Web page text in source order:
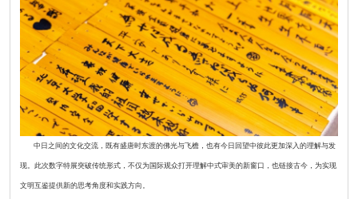
中日之间的文化交流，既有盛唐时东渡的佛光与飞檐，也有今日回望中彼此更加深入的理解与发
现。此次数字特展突破传统形式，不仅为国际观众打开理解中式审美的新窗口，也链接古今，为实现
文明互鉴提供新的思考角度和实践方向。